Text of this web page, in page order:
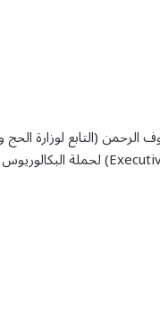
الرحمن (التابع لوزارة